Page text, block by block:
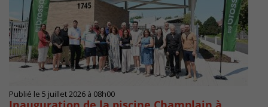
Publié le 5 juillet 2026 à 08h00